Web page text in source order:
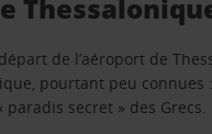
de l’aéroport de
pourtant peu
secret » des Grecs.